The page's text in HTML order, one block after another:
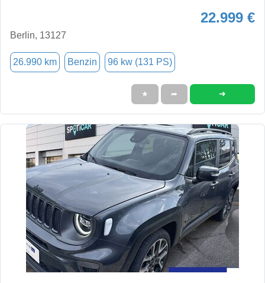
22.999 €
Berlin, 13127
26.990 km Benzin 96 kw (131 PS)
★ ➦ ➜